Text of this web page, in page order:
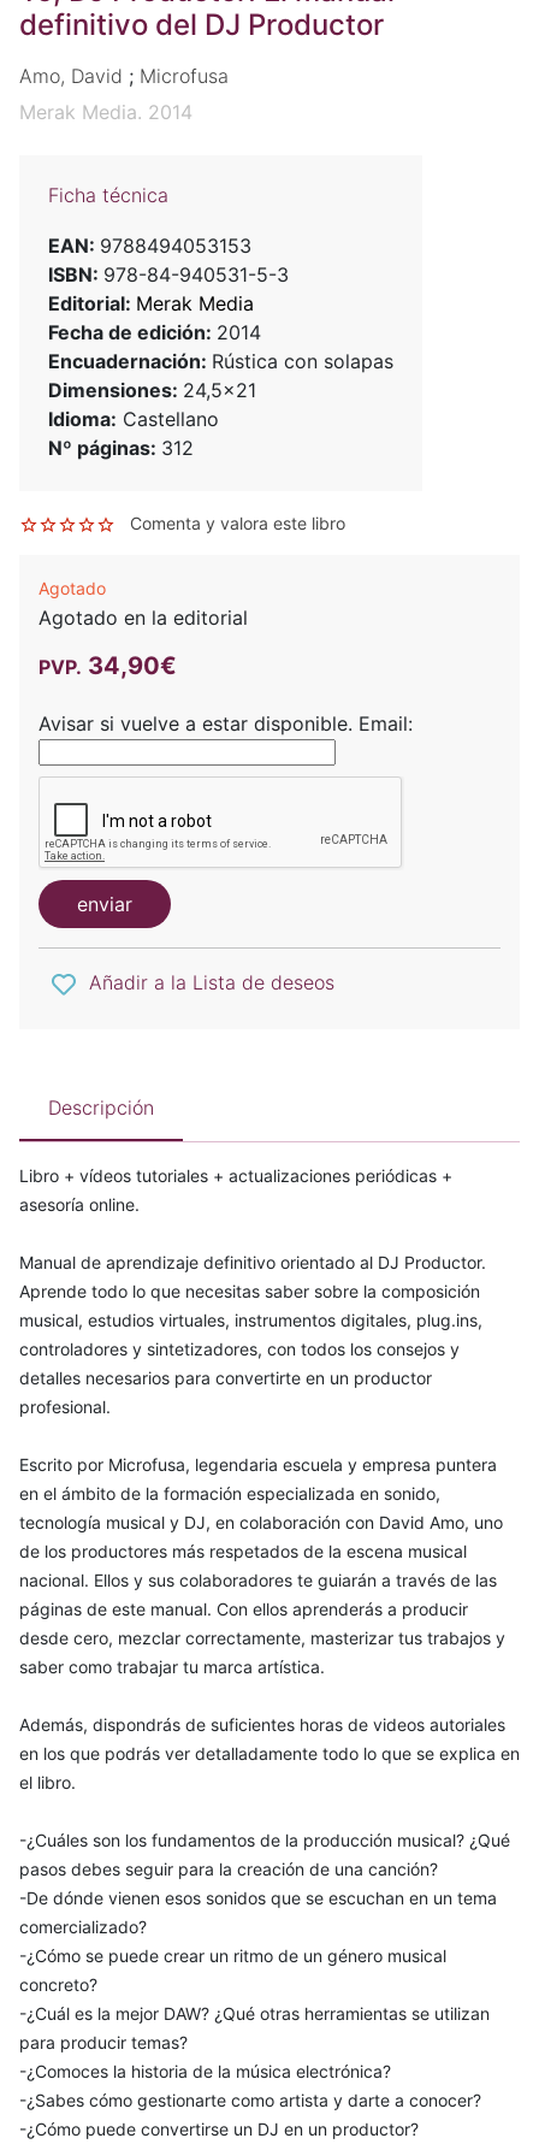
definitivo del DJ Productor
Amo, David ; Microfusa
Merak Media. 2014
Ficha técnica
EAN: 9788494053153
ISBN: 978-84-940531-5-3
Editorial: Merak Media
Fecha de edición: 2014
Encuadernación: Rústica con solapas
Dimensiones: 24,5x21
Idioma: Castellano
Nº páginas: 312
Comenta y valora este libro
Agotado
Agotado en la editorial
PVP. 34,90€
Avisar si vuelve a estar disponible. Email:
enviar
Añadir a la Lista de deseos
Descripción
Libro + vídeos tutoriales + actualizaciones periódicas +
asesoría online.
Manual de aprendizaje definitivo orientado al DJ Productor.
Aprende todo lo que necesitas saber sobre la composición
musical, estudios virtuales, instrumentos digitales, plug.ins,
controladores y sintetizadores, con todos los consejos y
detalles necesarios para convertirte en un productor
profesional.
Escrito por Microfusa, legendaria escuela y empresa puntera
en el ámbito de la formación especializada en sonido,
tecnología musical y DJ, en colaboración con David Amo, uno
de los productores más respetados de la escena musical
nacional. Ellos y sus colaboradores te guiarán a través de las
páginas de este manual. Con ellos aprenderás a producir
desde cero, mezclar correctamente, masterizar tus trabajos y
saber como trabajar tu marca artística.
Además, dispondrás de suficientes horas de videos autoriales
en los que podrás ver detalladamente todo lo que se explica en
el libro.
-¿Cuáles son los fundamentos de la producción musical? ¿Qué
pasos debes seguir para la creación de una canción?
-De dónde vienen esos sonidos que se escuchan en un tema
comercializado?
-¿Cómo se puede crear un ritmo de un género musical
concreto?
-¿Cuál es la mejor DAW? ¿Qué otras herramientas se utilizan
para producir temas?
-¿Comoces la historia de la música electrónica?
-¿Sabes cómo gestionarte como artista y darte a conocer?
-¿Cómo puede convertirse un DJ en un productor?